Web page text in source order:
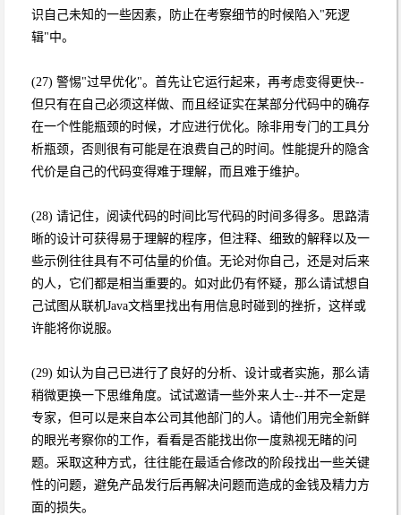
识自己未知的一些因素，防止在考察细节的时候陷入"死逻
辑"中。
(27) 警惕"过早优化"。首先让它运行起来，再考虑变得更快--
但只有在自己必须这样做、而且经证实在某部分代码中的确存
在一个性能瓶颈的时候，才应进行优化。除非用专门的工具分
析瓶颈，否则很有可能是在浪费自己的时间。性能提升的隐含
代价是自己的代码变得难于理解，而且难于维护。
(28) 请记住，阅读代码的时间比写代码的时间多得多。思路清
晰的设计可获得易于理解的程序，但注释、细致的解释以及一
些示例往往具有不可估量的价值。无论对你自己，还是对后来
的人，它们都是相当重要的。如对此仍有怀疑，那么请试想自
己试图从联机Java文档里找出有用信息时碰到的挫折，这样或
许能将你说服。
(29) 如认为自己已进行了良好的分析、设计或者实施，那么请
稍微更换一下思维角度。试试邀请一些外来人士--并不一定是
专家，但可以是来自本公司其他部门的人。请他们用完全新鲜
的眼光考察你的工作，看看是否能找出你一度熟视无睹的问
题。采取这种方式，往往能在最适合修改的阶段找出一些关键
性的问题，避免产品发行后再解决问题而造成的金钱及精力方
面的损失。